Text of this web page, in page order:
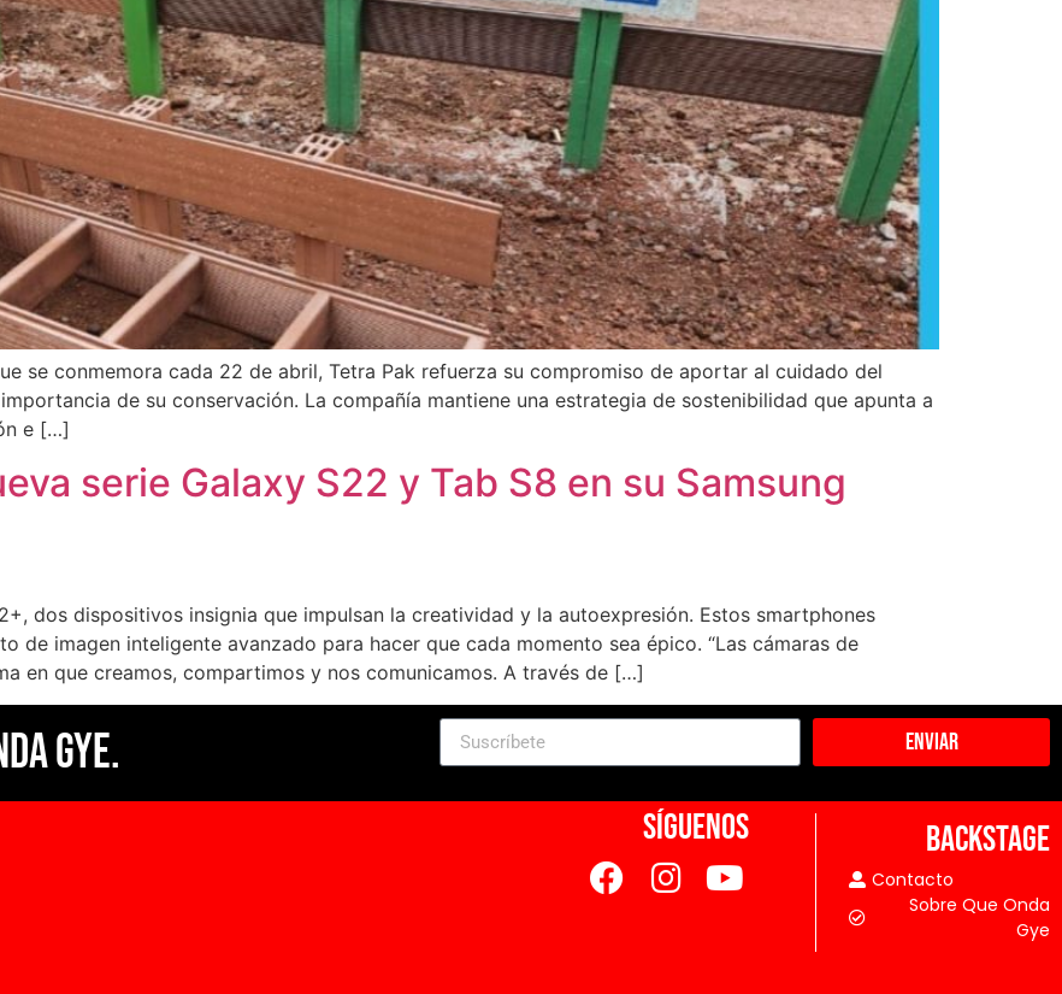
se conmemora cada 22 de abril, Tetra Pak refuerza su compromiso de aportar al cuidado del
de su conservación. La compañía mantiene una estrategia de sostenibilidad que apunta a
e […]
serie Galaxy S22 y Tab S8 en su Samsung
dos dispositivos insignia que impulsan la creatividad y la autoexpresión. Estos smartphones
de imagen inteligente avanzado para hacer que cada momento sea épico. “Las cámaras de
en que creamos, compartimos y nos comunicamos. A través de […]
Gye. Enviar
SÍGUENOS BACKSTAGE
Contacto
Sobre Que Onda
Gye